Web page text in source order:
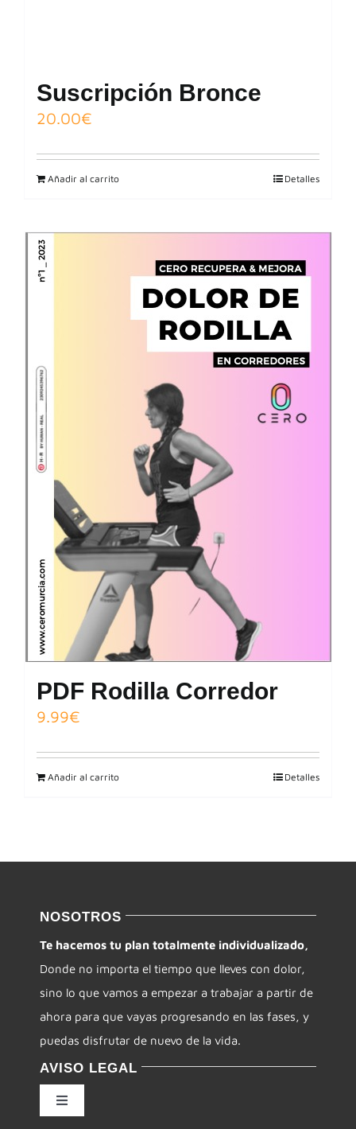
Suscripción Bronce
20.00€
Añadir al carrito Detalles
PDF Rodilla Corredor
9.99€
Añadir al carrito Detalles
NOSOTROS
Te hacemos tu plan totalmente individualizado,
Donde no importa el tiempo que lleves con dolor,
sino lo que vamos a empezar a trabajar a partir de
ahora para que vayas progresando en las fases, y
puedas disfrutar de nuevo de la vida.
AVISO LEGAL
Toggle
Navigation